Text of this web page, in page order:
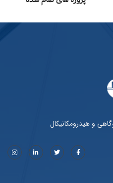
و هیدرومکانیکال